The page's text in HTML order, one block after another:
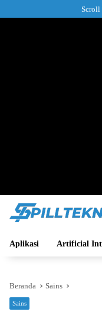
ke
Scroll
Aplikasi Artificial
Beranda Sains
Sains